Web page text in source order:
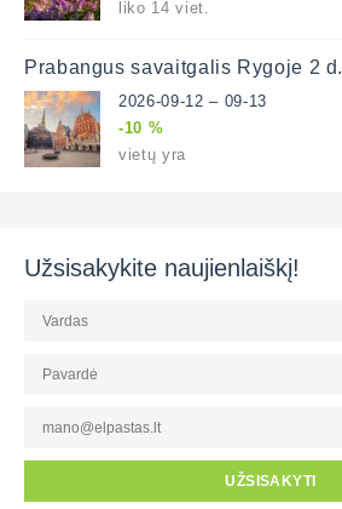
liko 14 viet.
Prabangus savaitgalis Rygoje 2 d.
2026-09-12 – 09-13
-10 %
vietų yra
Užsisakykite naujienlaiškį!
UŽSISAKYTI